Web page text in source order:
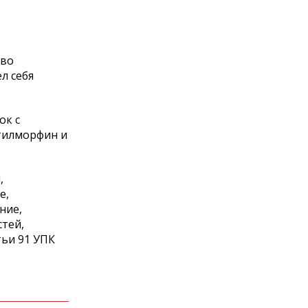
себя
с
и
91 УПК